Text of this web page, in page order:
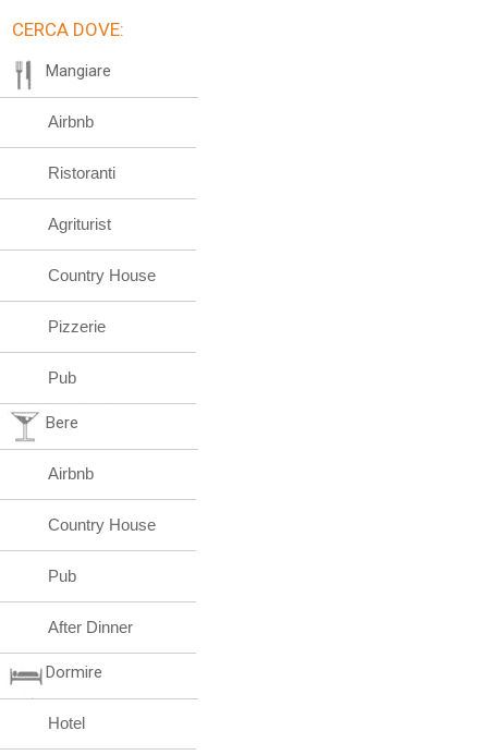
CERCA DOVE:
Mangiare
Airbnb
Ristoranti
Agriturist
Country House
Pizzerie
Pub
Bere
Airbnb
Country House
Pub
After Dinner
Dormire
Hotel